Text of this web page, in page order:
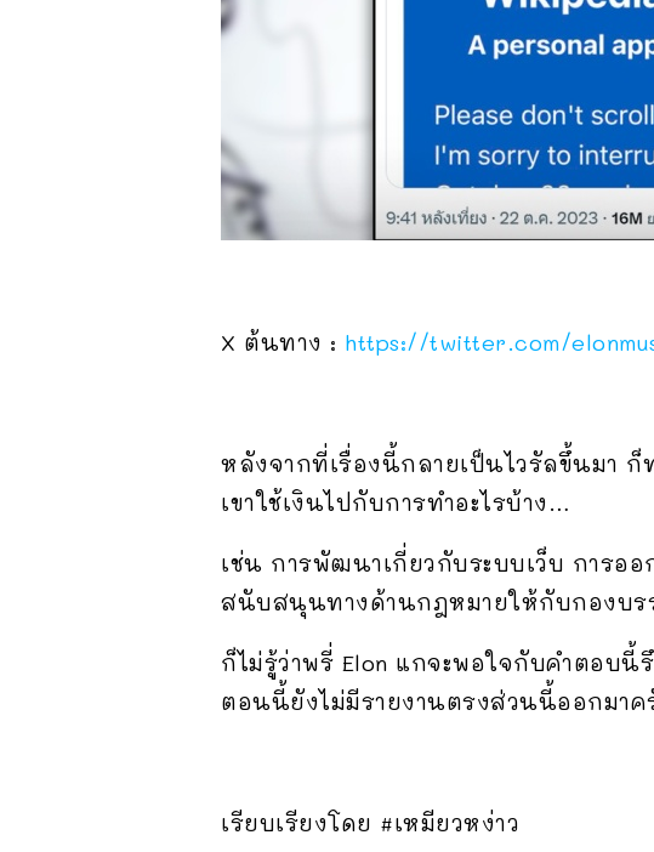
X ต้นทาง : https://twitter.com/
หลังจากที่เรื่องนี้กลายเป็นไวรัลขึ้นมา ก็
เขาใช้เงินไปกับการทำอะไรบ้าง…
เช่น การพัฒนาเกี่ยวกับระบบเว็บ การอ
สนับสนุนทางด้านกฎหมายให้กับกองบร
ก็ไม่รู้ว่าพรี่ Elon แกจะพอใจกับคำตอบ
ตอนนี้ยังไม่มีรายงานตรงส่วนนี้ออกมาค
เรียบเรียงโดย #เหมียวหง่าว